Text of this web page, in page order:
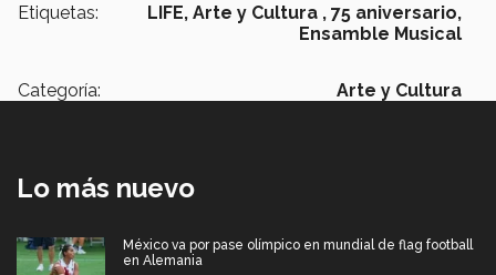
Etiquetas: LIFE, Arte y Cultura , 75 aniversario,
Ensamble Musical
Categoría: Arte y Cultura
Lo más nuevo
México va por pase olímpico en mundial de flag football
en Alemania